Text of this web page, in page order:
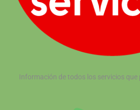
Información de todos los servicios que